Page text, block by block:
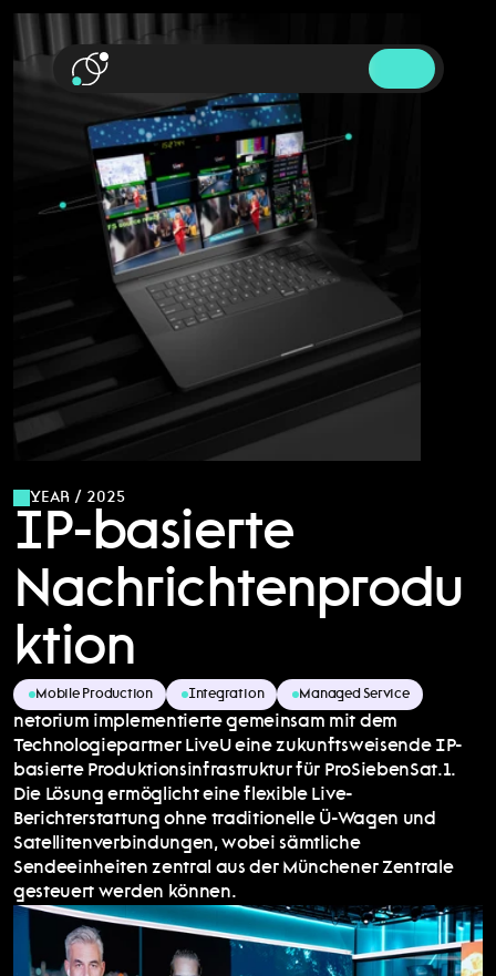
YEAR / 2025
IP-basierte
Nachrichtenprodu
ktion
Mobile Production Integration Managed Service
netorium implementierte gemeinsam mit dem
Technologiepartner LiveU eine zukunftsweisende IP-
basierte Produktionsinfrastruktur für ProSiebenSat.1.
Die Lösung ermöglicht eine flexible Live-
Berichterstattung ohne traditionelle Ü-Wagen und
Satellitenverbindungen, wobei sämtliche
Sendeeinheiten zentral aus der Münchener Zentrale
gesteuert werden können.